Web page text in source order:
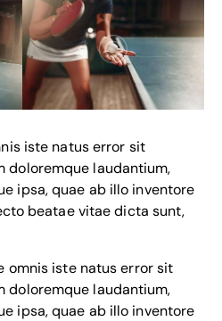
iste natus error sit
doloremque laudantium,
ipsa, quae ab illo inventore
beatae vitae dicta sunt,
omnis iste natus error sit
doloremque laudantium,
ipsa, quae ab illo inventore